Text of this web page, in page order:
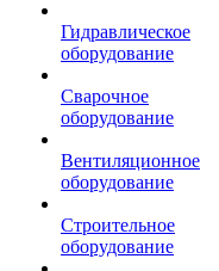
Гидравлическое
оборудование
Сварочное
оборудование
Вентиляционное
оборудование
Строительное
оборудование